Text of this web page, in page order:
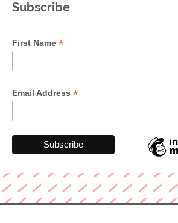
Subscribe
First Name *
Email Address *